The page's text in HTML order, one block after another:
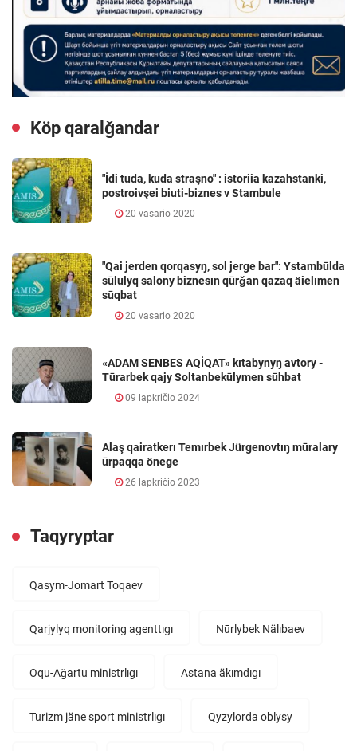
Köp qaralǧandar
"İdi tuda, kuda straşno" : istoriia kazahstanki,
postroivşei biuti-biznes v Stambule
20 vasario 2020
"Qai jerden qorqasyŋ, sol jerge bar": Ystambūlda
sūlulyq salony biznesın qūrǧan qazaq äielımen
sūqbat
20 vasario 2020
«ADAM SENBES AQİQAT» kıtabynyŋ avtory -
Tūrarbek qajy Soltanbekūlymen sūhbat
09 lapkričio 2024
Alaş qairatkerı Temırbek Jürgenovtıŋ mūralary
ūrpaqqa önege
26 lapkričio 2023
Taqyryptar
Qasym-Jomart Toqaev
Qarjylyq monitoring agenttıgı Nūrlybek Nälıbaev
Oqu-Aǧartu ministrlıgı Astana äkımdıgı
Turizm jäne sport ministrlıgı Qyzylorda oblysy